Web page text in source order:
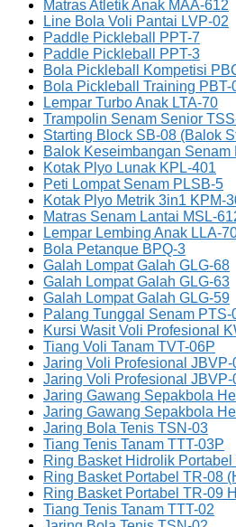
Matras Atletik Anak MAA-612
Line Bola Voli Pantai LVP-02
Paddle Pickleball PPT-7
Paddle Pickleball PPT-3
Bola Pickleball Kompetisi
Bola Pickleball Training PBT-
Lempar Turbo Anak LTA-70
Trampolin Senam Senior
Starting Block SB-08 (Balok
Balok Keseimbangan Senam
Kotak Plyo Lunak KPL-401
Peti Lompat Senam PLSB-5
Kotak Plyo Metrik 3in1 KPM-
Matras Senam Lantai MSL-
Lempar Lembing Anak LLA-
Bola Petanque BPQ-3
Galah Lompat Galah GLG-68
Galah Lompat Galah GLG-63
Galah Lompat Galah GLG-59
Palang Tunggal Senam PTS-
Kursi Wasit Voli Profesional
Tiang Voli Tanam TVT-06P
Jaring Voli Profesional JBVP-
Jaring Voli Profesional JBVP-
Jaring Gawang Sepakbola
Jaring Gawang Sepakbola
Jaring Bola Tenis TSN-03
Tiang Tenis Tanam TTT-03P
Ring Basket Hidrolik Portabel
Ring Basket Portabel TR-08
Ring Basket Portabel TR-09
Tiang Tenis Tanam TTT-02